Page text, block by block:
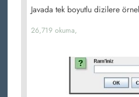
Javada tek boyutlu dizilere
26,719 okuma,